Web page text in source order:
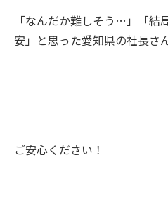
「なんだか難しそう…」「結
安」と思った愛知県の社長さん
ご安心ください！